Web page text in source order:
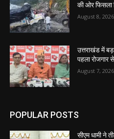
की ओर फिसला
August 8, 2026
उत्तराखंड में
पहला रोजगार
August 7, 2026
POPULAR POSTS
सीएम धामी ने